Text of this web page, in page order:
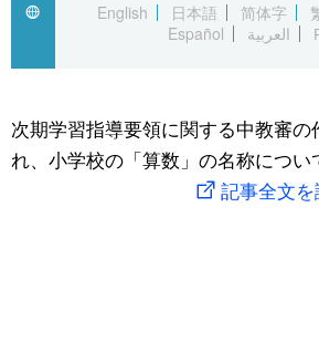
国際
文化
アーカイブ
Japan Data
動画/Live
スポーツ・東京2020
English
日本語 简体字
Español
العربية
次期学習指導要領に関する中教審
れ、小学校の「算数」の名称につ
記事全文を